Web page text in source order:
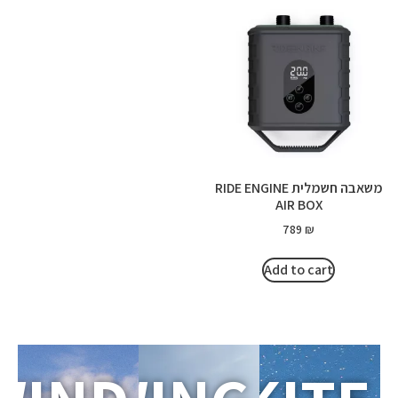
משאבה חשמלית RIDE ENGINE
AIR BOX
789 ₪
Add to cart